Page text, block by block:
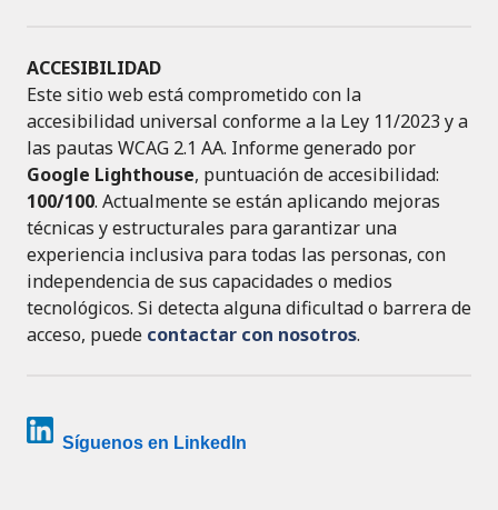
ACCESIBILIDAD
Este sitio web está comprometido con la
accesibilidad universal conforme a la Ley 11/2023 y a
las pautas WCAG 2.1 AA. Informe generado por
Google Lighthouse, puntuación de accesibilidad:
100/100. Actualmente se están aplicando mejoras
técnicas y estructurales para garantizar una
experiencia inclusiva para todas las personas, con
independencia de sus capacidades o medios
tecnológicos. Si detecta alguna dificultad o barrera de
acceso, puede contactar con nosotros.
Síguenos en LinkedIn